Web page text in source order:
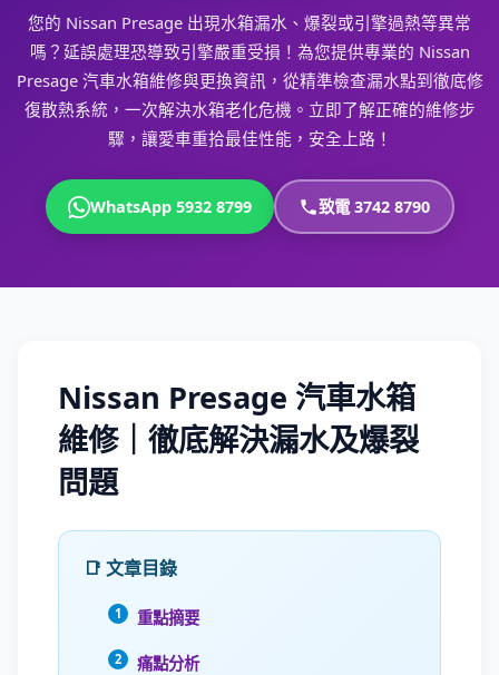
您的 Nissan Presage 出現水箱漏水、爆裂或引擎過熱等異常
嗎？延誤處理恐導致引擎嚴重受損！為您提供專業的 Nissan
Presage 汽車水箱維修與更換資訊，從精準檢查漏水點到徹底修
復散熱系統，一次解決水箱老化危機。立即了解正確的維修步
驟，讓愛車重拾最佳性能，安全上路！
WhatsApp 5932 8799 致電 3742 8790
Nissan Presage 汽車水箱
維修｜徹底解決漏水及爆裂
問題
📑 文章目錄
重點摘要
痛點分析